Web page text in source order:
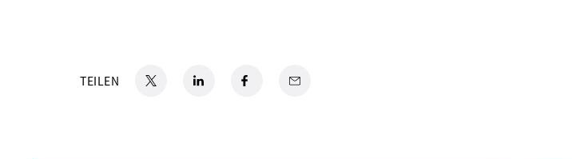
TEILEN wird in einer neuen Registerkarte geöffnet
LinkedIn
wird in einer neuen Registerkarte geöffnet
Facebook
wird in einer neuen Registerkarte geöffnet
Email